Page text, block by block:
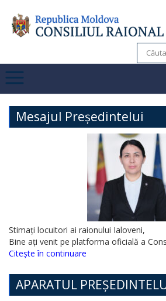
Mesajul Președintelui
Stimați locuitori ai raionului Ialoveni,
Bine ați venit pe platforma oficială a
Citește în continuare
APARATUL